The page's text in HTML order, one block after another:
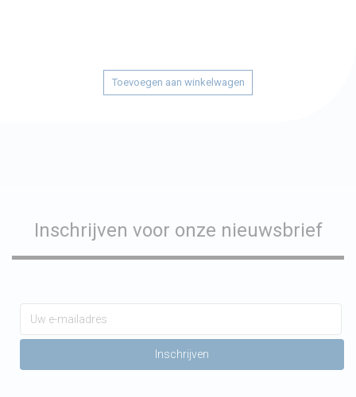
Toevoegen aan winkelwagen
Inschrijven voor onze nieuwsbrief